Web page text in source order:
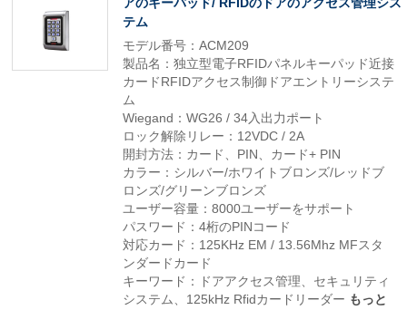
テム
モデル番号：ACM209
製品名：独立型電子RFIDパネルキーパッド近接
カードRFIDアクセス制御ドアエントリーシステ
ム
Wiegand：WG26 / 34入出力ポート
ロック解除リレー：12VDC / 2A
開封方法：カード、PIN、カード+ PIN
カラー：シルバー/ホワイトブロンズ/レッドブ
ロンズ/グリーンブロンズ
ユーザー容量：8000ユーザーをサポート
パスワード：4桁のPINコード
対応カード：125KHz EM / 13.56Mhz MFスタ
ンダードカード
キーワード：ドアアクセス管理、セキュリティ
システム、125kHz Rfidカードリーダー もっと